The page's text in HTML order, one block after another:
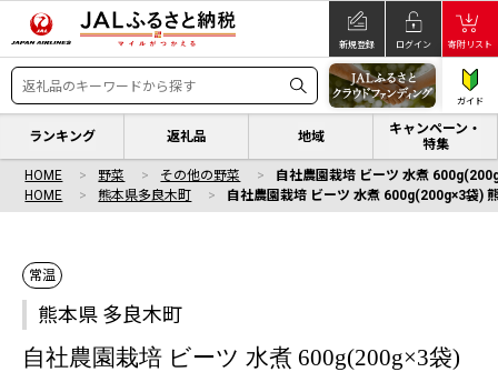
新規登録 ログイン 寄附リスト
ガイド
ランキング 返礼品 地域
キャンペーン・
特集
HOME 野菜 その他の野菜
自社農園栽培 ビーツ 水煮
HOME
熊本県多良木町 自社農園栽培 ビーツ 水煮 600g(200g×3袋)
常温
熊本県 多良木町
自社農園栽培 ビーツ 水煮 600g(200g×3袋)